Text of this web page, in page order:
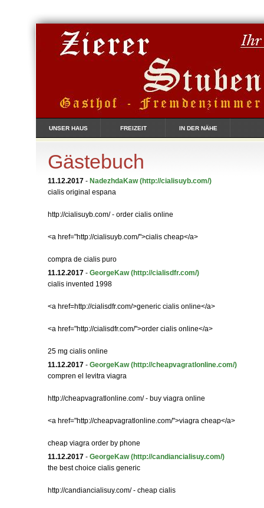
UNSER HAUS FREIZEIT IN DER NÄHE
Gästebuch
11.12.2017 - NadezhdaKaw (http://cialisuyb.com/)
cialis original espana
http://cialisuyb.com/ - order cialis online
<a href="http://cialisuyb.com/">cialis cheap</a>
compra de cialis puro
11.12.2017 - GeorgeKaw (http://cialisdfr.com/)
cialis invented 1998
<a href=http://cialisdfr.com/>generic cialis online</a>
<a href="http://cialisdfr.com/">order cialis online</a>
25 mg cialis online
11.12.2017 - GeorgeKaw (http://cheapvagratlonline.com/)
compren el levitra viagra
http://cheapvagratlonline.com/ - buy viagra online
<a href="http://cheapvagratlonline.com/">viagra cheap</a>
cheap viagra order by phone
11.12.2017 - GeorgeKaw (http://candiancialisuy.com/)
the best choice cialis generic
http://candiancialisuy.com/ - cheap cialis